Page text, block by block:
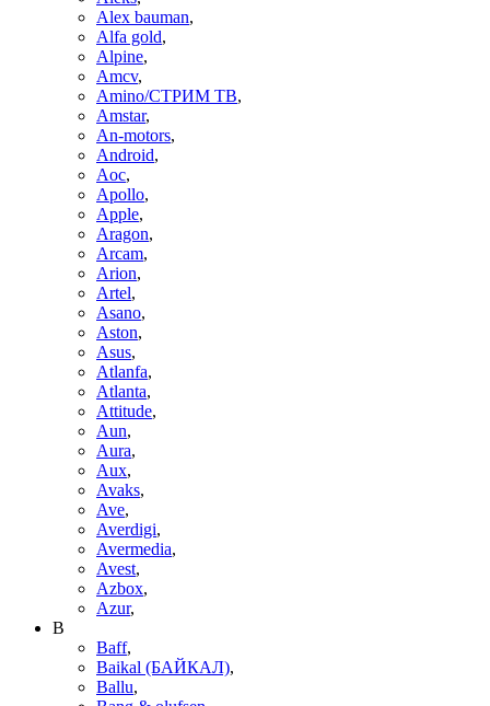
Alex bauman,
Alfa gold,
Alpine,
Amcv,
Amino/СТРИМ ТВ,
Amstar,
An-motors,
Android,
Aoc,
Apollo,
Apple,
Aragon,
Arcam,
Arion,
Artel,
Asano,
Aston,
Asus,
Atlanfa,
Atlanta,
Attitude,
Aun,
Aura,
Aux,
Avaks,
Ave,
Averdigi,
Avermedia,
Avest,
Azbox,
Azur,
B
Baff,
Baikal (БАЙКАЛ),
Ballu,